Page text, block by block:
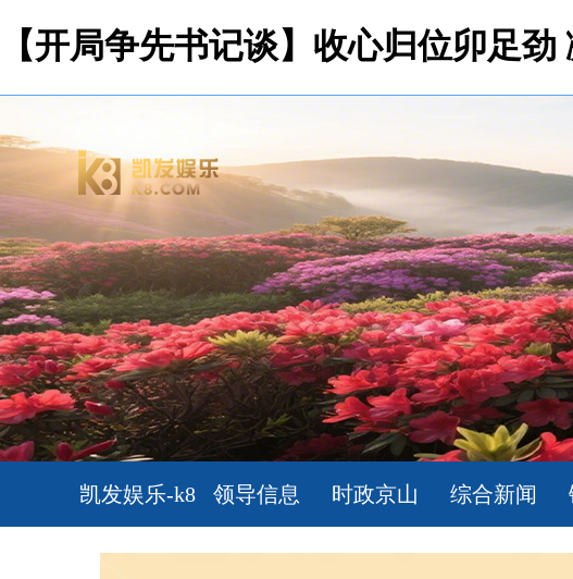
【开局争先书记谈】收心归位卯足
凯发娱乐-k8
凯发官网
领导信息 时政京山 综合新闻